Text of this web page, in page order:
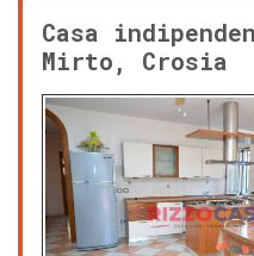
Casa
Mirto, Crosia